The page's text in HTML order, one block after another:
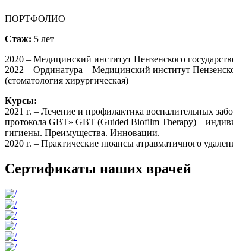
ПОРТФОЛИО
Стаж: 5 лет
2020 – Медицинский институт Пензенского
2022 – Ординатура – Медицинский институт
(стоматология хирургическая)
Курсы:
2021 г. – Лечение и профилактика воспалительных
протокола GBT» GBT (Guided Biofilm Therapy) –
гигиены. Преимущества. Инновации.
2020 г. – Практические нюансы атравматичного
Сертификаты наших врачей